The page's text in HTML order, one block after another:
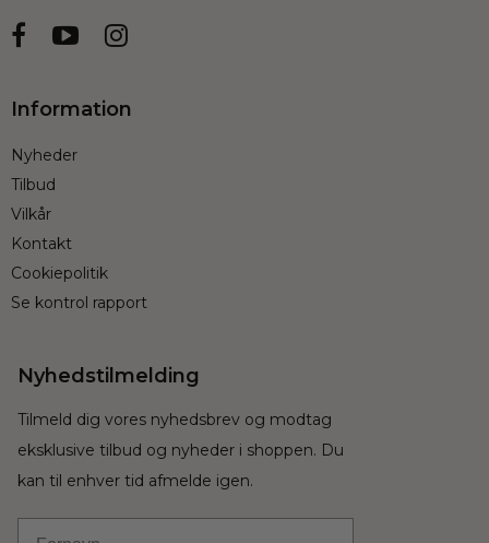
Information
Nyheder
Tilbud
Vilkår
Kontakt
Cookiepolitik
Se kontrol rapport
Nyhedstilmelding
Tilmeld dig vores nyhedsbrev og modtag
eksklusive tilbud og nyheder i shoppen. Du
kan til enhver tid afmelde igen.